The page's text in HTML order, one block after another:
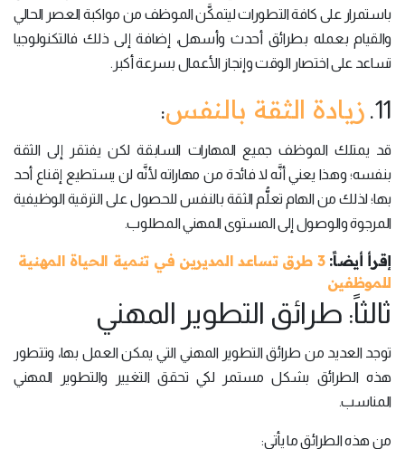
باستمرار على كافة التطورات ليتمكَّن الموظف من مواكبة العصر الحالي
والقيام بعمله بطرائق أحدث وأسهل، إضافة إلى ذلك فالتكنولوجيا
تساعد على اختصار الوقت وإنجاز الأعمال بسرعة أكبر.
11. زيادة الثقة بالنفس:
قد يمتلك الموظف جميع المهارات السابقة لكن يفتقر إلى الثقة
بنفسه؛ وهذا يعني أنَّه لا فائدة من مهاراته لأنَّه لن يستطيع إقناع أحد
بها؛ لذلك من الهام تعلُّم الثقة بالنفس للحصول على الترقية الوظيفية
المرجوة والوصول إلى المستوى المهني المطلوب.
إقرأ أيضاً:
3 طرق تساعد المديرين في تنمية الحياة المهنية
للموظفين
ثالثاً: طرائق التطوير المهني
توجد العديد من طرائق التطوير المهني التي يمكن العمل بها، وتتطور
هذه الطرائق بشكل مستمر لكي تحقق التغيير والتطوير المهني
المناسب.
من هذه الطرائق ما يأتي: